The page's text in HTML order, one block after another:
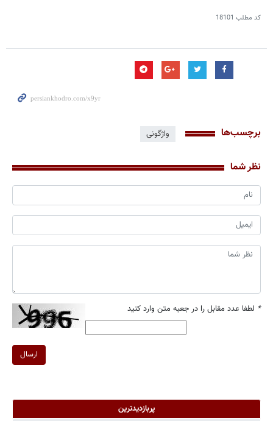
کد مطلب 18101
برچسب‌ها واژگونی
نظر شما
* لطفا عدد مقابل را در جعبه متن وارد کنید
ارسال
پربازدیدترین